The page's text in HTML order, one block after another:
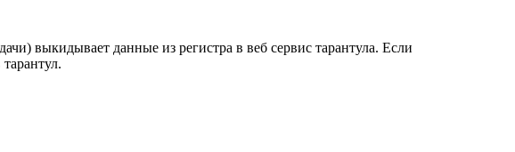
выкидывает данные из регистра в веб сервис тарантула. Если